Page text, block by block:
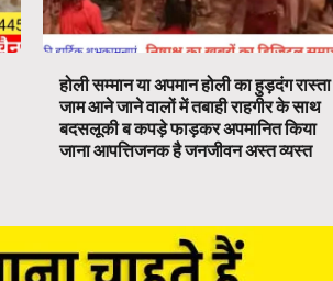
होली सम्मान या अपमान होली का हुड़दंग रास्ता
जाम आने जाने वालों में तबाही राहगीर के साथ
बदसलूकी ब कपड़े फाड़कर अपमानित किया
जाना आपत्तिजनक है जनजीवन अस्त व्यस्त